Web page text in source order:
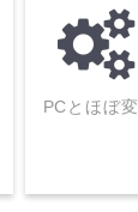
PCとほぼ